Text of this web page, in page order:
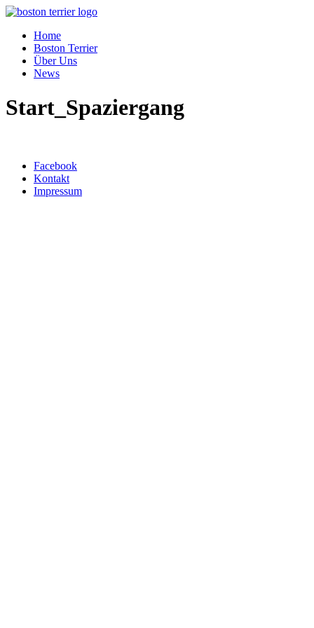
Home
Boston Terrier
Über Uns
News
Start_Spaziergang
Facebook
Kontakt
Impressum